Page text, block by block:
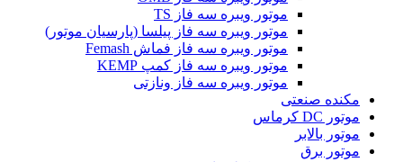
موتور ویبره سه فاز TS
موتور ویبره سه فاز پیلسا (پارسیان موتور)
موتور ویبره سه فاز فماش Femash
موتور ویبره سه فاز کمپ KEMP
موتور ویبره سه فاز ونازتی
مکنده صنعتی
موتور DC کرماس
موتور بالابر
موتور برق